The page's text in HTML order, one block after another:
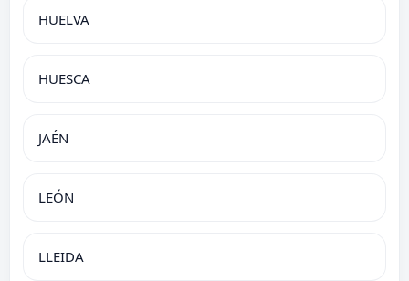
HUELVA
HUESCA
JAÉN
LEÓN
LLEIDA